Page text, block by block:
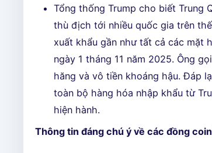
Tổng thống Trump cho biết Trung
thù địch tới nhiều quốc gia trên
xuất khẩu gần như tất cả các mặt
ngày 1 tháng 11 năm 2025. Ông
hăng và vô tiền khoáng hậu. Đáp
toàn bộ hàng hóa nhập khẩu từ
hiện hành.
Thông tin đáng chú ý về các đồng